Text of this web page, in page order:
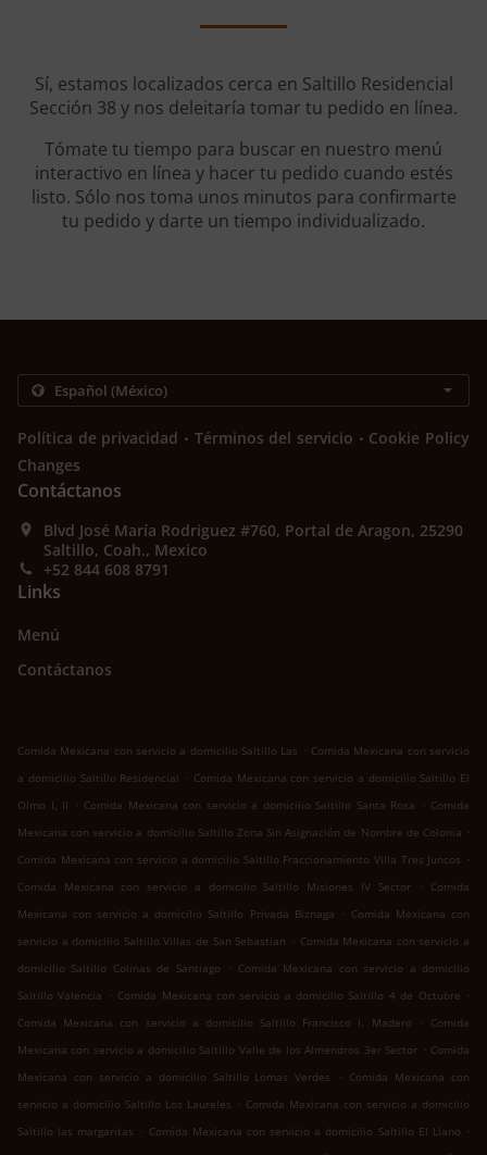
Sí, estamos localizados cerca en Saltillo Residencial
Sección 38 y nos deleitaría tomar tu pedido en línea.
Tómate tu tiempo para buscar en nuestro menú
interactivo en línea y hacer tu pedido cuando estés
listo. Sólo nos toma unos minutos para confirmarte
tu pedido y darte un tiempo individualizado.
Política de privacidad . Términos del servicio . Cookie Policy
Changes
Contáctanos
Blvd José María Rodriguez #760, Portal de Aragon, 25290
Saltillo, Coah., Mexico
+52 844 608 8791
Links
Menú
Contáctanos
Comida Mexicana con servicio a domicilio Saltillo Las . Comida Mexicana con servicio
a domicilio Saltillo Residencial . Comida Mexicana con servicio a domicilio Saltillo El
Olmo I, II
. Comida Mexicana con servicio a domicilio Saltillo Santa Rosa . Comida
Mexicana con servicio a domicilio Saltillo Zona Sin Asignación de Nombre de Colonia .
Comida Mexicana con servicio a domicilio Saltillo Fraccionamiento Villa Tres Juncos .
Comida Mexicana con servicio a domicilio Saltillo Misiones IV Sector
.
Comida
Mexicana con servicio a domicilio Saltillo Privada Biznaga
. Comida Mexicana con
servicio a domicilio Saltillo Villas de San Sebastian . Comida Mexicana con servicio a
domicilio Saltillo Colinas de Santiago
. Comida Mexicana con servicio a domicilio
Saltillo Valencia
. Comida Mexicana con servicio a domicilio Saltillo 4 de Octubre .
Comida Mexicana con servicio a domicilio Saltillo Francisco I. Madero
. Comida
Mexicana con servicio a domicilio Saltillo Valle de los Almendros 3er Sector . Comida
Mexicana con servicio a domicilio Saltillo Lomas Verdes
. Comida Mexicana con
servicio a domicilio Saltillo Los Laureles . Comida Mexicana con servicio a domicilio
Saltillo las margaritas . Comida Mexicana con servicio a domicilio Saltillo El Llano .